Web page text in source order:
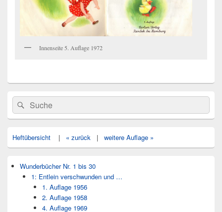
Innenseite 5. Auflage 1972
Primärer
Seitenleisten
Widget-
Bereich
Search
for:
Suche
Heftübersicht | « zurück | weitere Auflage »
Wunderbücher Nr. 1 bis 30
1: Entlein verschwunden und …
1. Auflage 1956
2. Auflage 1958
4. Auflage 1969